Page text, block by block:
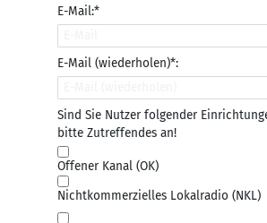
E-Mail:*
E-Mail (wiederholen)*:
Sind Sie Nutzer folgender
bitte Zutreffendes an!
Offener Kanal (OK)
Nichtkommerzielles Lokalradio (NKL)